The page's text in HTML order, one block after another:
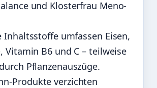
und Klosterfrau Meno-
Inhaltsstoffe umfassen Eisen,
Vitamin B6 und C – teilweise
Pflanzenauszüge.
Produkte verzichten